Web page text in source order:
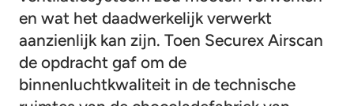
en wat het daadwerkelijk verwerkt
aanzienlijk kan zijn. Toen Securex Airscan
de opdracht gaf om de
binnenluchtkwaliteit in de technische